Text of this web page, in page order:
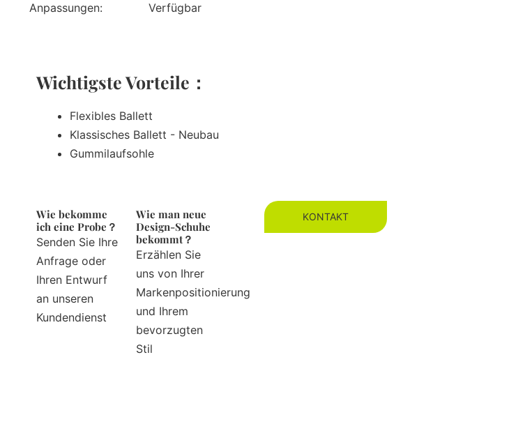
Anpassungen: Verfügbar
Wichtigste Vorteile：
Flexibles Ballett
Klassisches Ballett - Neubau
Gummilaufsohle
Wie bekomme
ich eine Probe？
Senden Sie Ihre
Anfrage oder
Ihren Entwurf
an unseren
Kundendienst
Wie man neue
Design-Schuhe
bekommt？
Erzählen Sie
uns von Ihrer
Markenpositionierung
und Ihrem
bevorzugten
Stil
KONTAKT